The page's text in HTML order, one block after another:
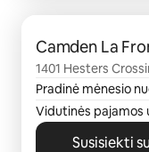
Camden La
1401 Hesters
Pradinė mėnesio
Vidutinės pajamos
Susisiekti